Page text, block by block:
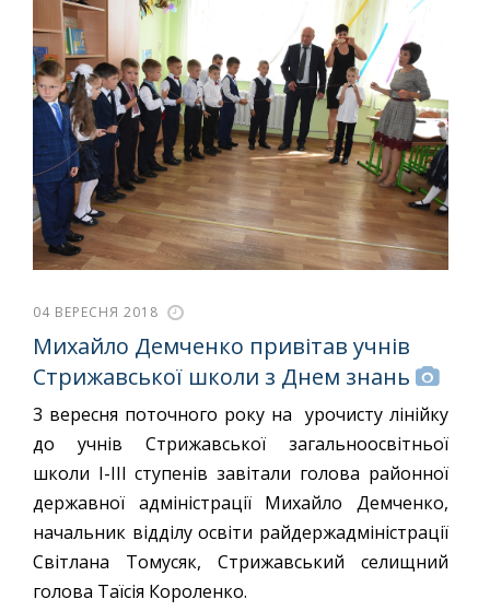
04 ВЕРЕСНЯ 2018
Михайло Демченко привітав учнів
Стрижавської школи з Днем знань
3 вересня поточного року на урочисту лінійку
до учнів Стрижавської загальноосвітньої
школи І-ІІІ ступенів завітали голова районної
державної адміністрації Михайло Демченко,
начальник відділу освіти райдержадміністрації
Світлана Томусяк, Стрижавський селищний
голова Таїсія Короленко.